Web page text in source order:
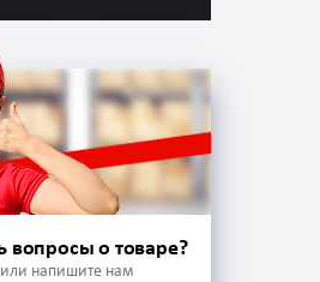
вопросы о товаре?
или напишите нам